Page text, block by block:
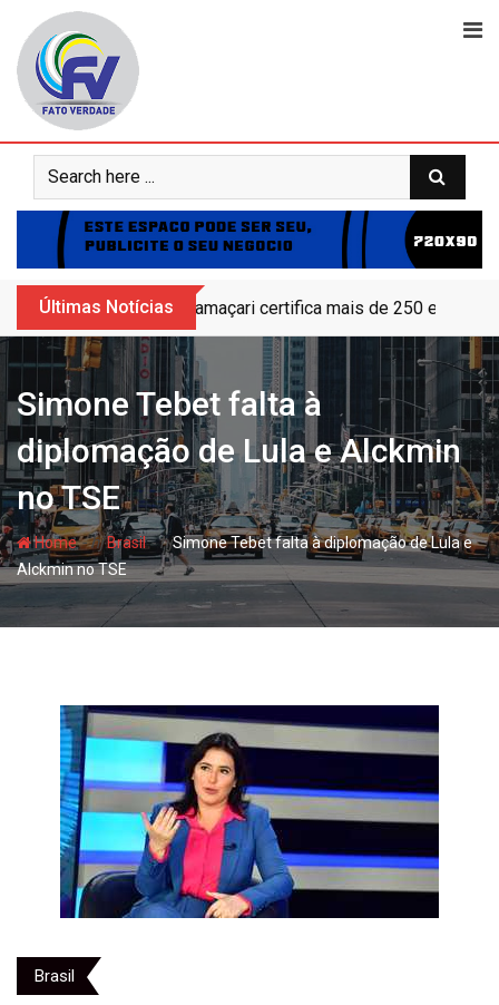
content
Últimas Notícias Camaçari certifica mais de 250
Simone Tebet falta à
diplomação de Lula e Alckmin
no TSE
Home- hjBrasil- hjSimone Tebet falta à diplomação de Lula e
Alckmin no TSE
Brasil